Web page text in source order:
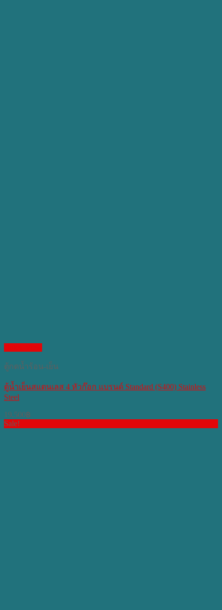
ตู้กดน้ำร้อน-เย็น
ตู้น้ำเย็นสแตนเลส 4 หัวก๊อก แบรนด์ Standard (S400) Stainless
Steel
19,500฿
Sale!